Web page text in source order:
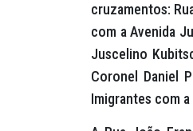
cruzamentos:
com a Avenida
Juscelino
Coronel Daniel
Imigrantes com